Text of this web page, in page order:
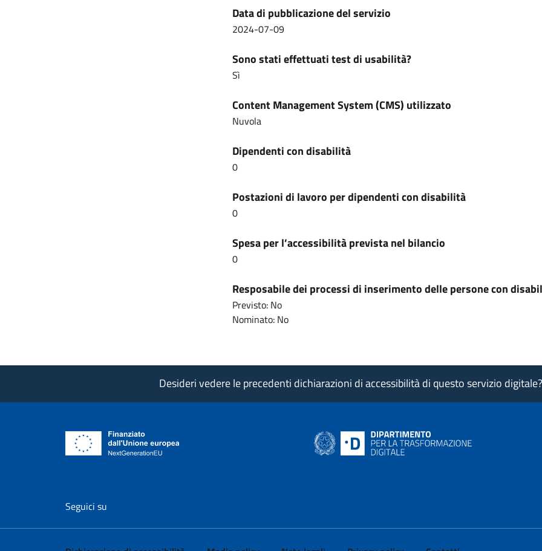
Data di pubblicazione del servizio
2024-07-09
Sono stati effettuati test di usabilità?
Sì
Content Management System (CMS) utilizzato
Nuvola
Dipendenti con disabilità
0
Postazioni di lavoro per dipendenti con disabilità
0
Spesa per l’accessibilità prevista nel bilancio
0
Resposabile dei processi di inserimento delle persone con
Previsto: No
Nominato: No
Desideri vedere le precedenti dichiarazioni di accessibilità di questo servizio digitale?
Seguici su